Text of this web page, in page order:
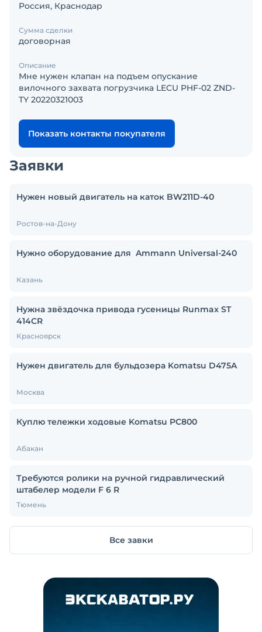
Россия, Краснодар
Сумма сделки
договорная
Описание
Мне нужен клапан на подъем опускание
вилочного захвата погрузчика LECU PHF-02 ZND-
TY 20220321003
Показать контакты покупателя
Заявки
Нужен новый двигатель на каток BW211D-40
Ростов-на-Дону
Нужно оборудование для Ammann Universal-240
Казань
Нужна звёздочка привода гусеницы Runmax ST
414CR
Красноярск
Нужен двигатель для бульдозера Komatsu D475A
Москва
Куплю тележки ходовые Komatsu PC800
Абакан
Требуются ролики на ручной гидравлический
штабелер модели F 6 R
Тюмень
Все завки